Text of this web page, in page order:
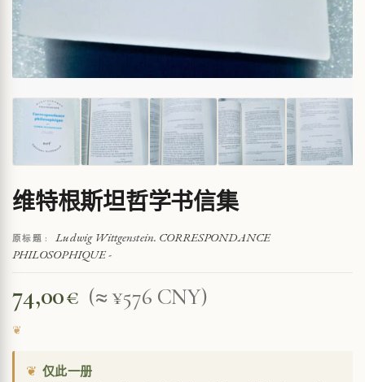
维特根斯坦哲学书信集
原标题 :
Ludwig Wittgenstein. CORRESPONDANCE
PHILOSOPHIQUE -
74,00€ (≈ ¥576 CNY)
❦ 仅此一册